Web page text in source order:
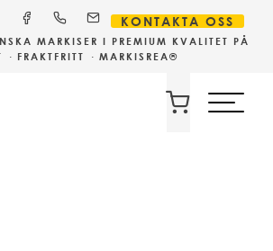
MARKISER I PREMIUM KVALITET PÅ
· FRAKTFRITT · MARKISREA®
KONTAKTA OSS